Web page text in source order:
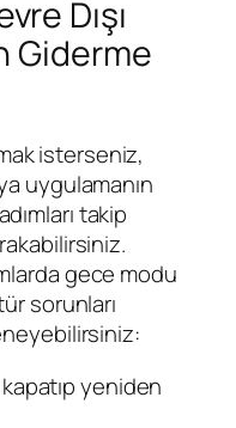
Dışı
Giderme
isterseniz,
uygulamanın
takip
gece modu
sorunları
yeniden